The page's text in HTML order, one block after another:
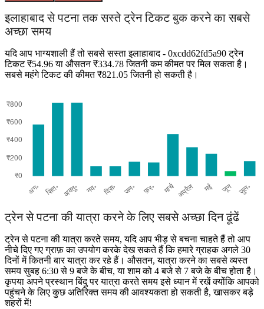
इलाहाबाद से पटना तक सस्ते ट्रेन टिकट बुक करने का सबसे
अच्छा समय
यदि आप भाग्यशाली हैं तो सबसे सस्ता इलाहाबाद - 0xcdd62fd5a90 ट्रेन
टिकट ₹54.96 या औसतन ₹334.78 जितनी कम कीमत पर मिल सकता है।
सबसे महंगे टिकट की कीमत ₹821.05 जितनी हो सकती है।
ट्रेन से पटना की यात्रा करने के लिए सबसे अच्छा दिन ढूंढें
ट्रेन से पटना की यात्रा करते समय, यदि आप भीड़ से बचना चाहते हैं तो आप
नीचे दिए गए ग्राफ़ का उपयोग करके देख सकते हैं कि हमारे ग्राहक अगले 30
दिनों में कितनी बार यात्रा कर रहे हैं। औसतन, यात्रा करने का सबसे व्यस्त
समय सुबह 6:30 से 9 बजे के बीच, या शाम को 4 बजे से 7 बजे के बीच होता है।
कृपया अपने प्रस्थान बिंदु पर यात्रा करते समय इसे ध्यान में रखें क्योंकि आपको
पहुंचने के लिए कुछ अतिरिक्त समय की आवश्यकता हो सकती है, खासकर बड़े
शहरों में!